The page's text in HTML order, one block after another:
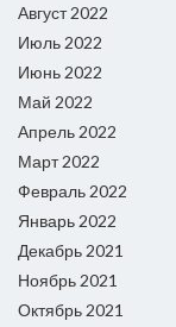
Август 2022
Июль 2022
Июнь 2022
Май 2022
Апрель 2022
Март 2022
Февраль 2022
Январь 2022
Декабрь 2021
Ноябрь 2021
Октябрь 2021